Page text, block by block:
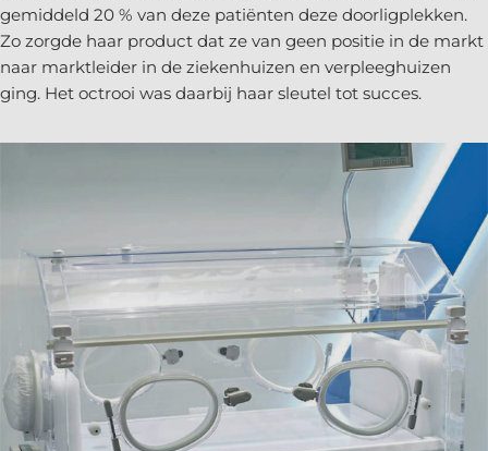
gemiddeld 20 % van deze patiënten deze doorligplekken.
Zo zorgde haar product dat ze van geen positie in de markt
naar marktleider in de ziekenhuizen en verpleeghuizen
ging. Het octrooi was daarbij haar sleutel tot succes.